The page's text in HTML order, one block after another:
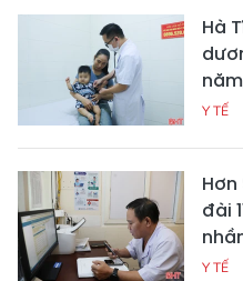
Hà
Y TẾ
đài
Y TẾ